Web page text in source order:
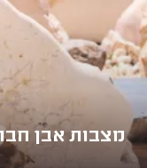
מצבות אבן